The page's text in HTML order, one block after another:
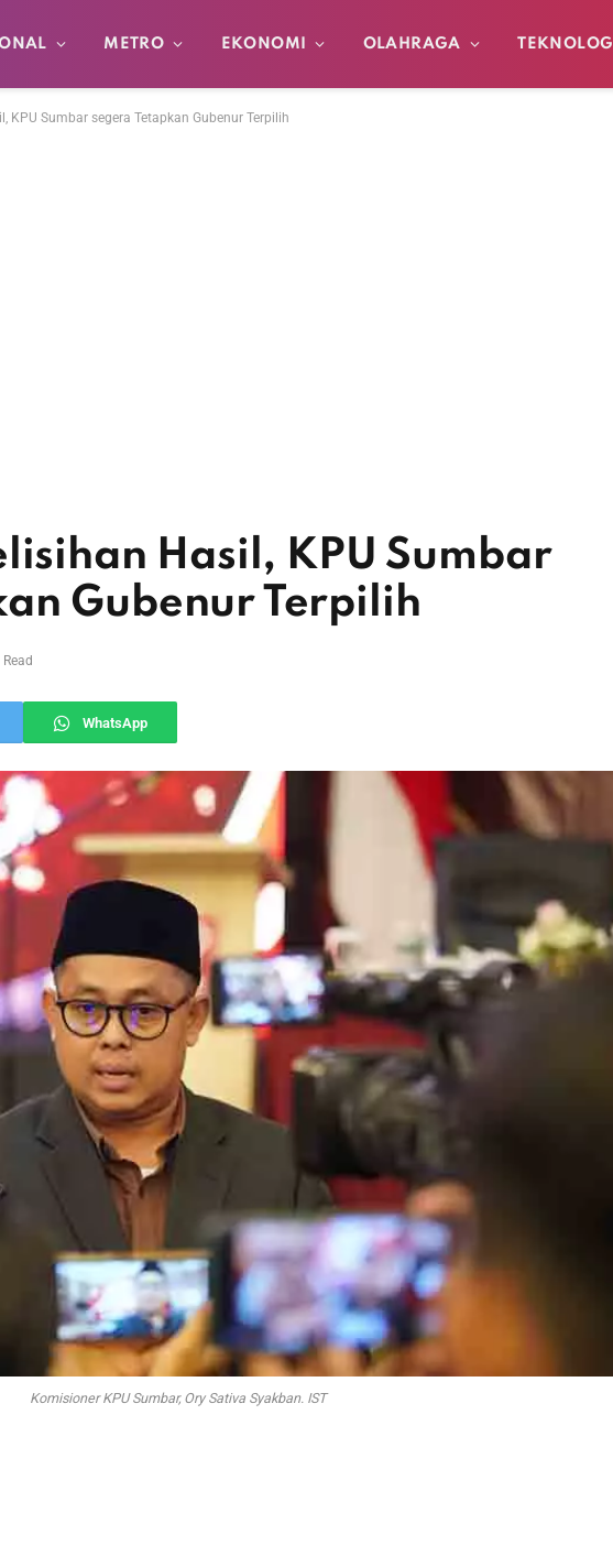
METRO EKONOMI OLAHRAGA TEKNOLOGI
KPU Sumbar segera Tetapkan Gubenur Terpilih
Hasil, KPU Sumbar
Gubenur Terpilih
WhatsApp
Komisioner KPU Sumbar, Ory Sativa Syakban. IST